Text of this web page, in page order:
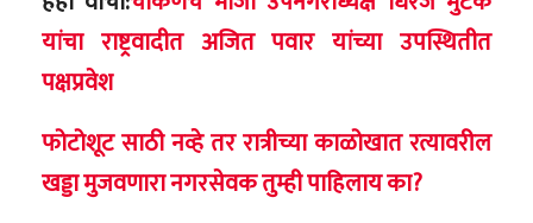
यांचा राष्ट्रवादीत अजित पवार यांच्या उपस्थितीत
पक्षप्रवेश
फोटोशूट साठी नव्हे तर रात्रीच्या काळोखात रत्यावरील
खड्डा मुजवणारा नगरसेवक तुम्ही पाहिलाय का?